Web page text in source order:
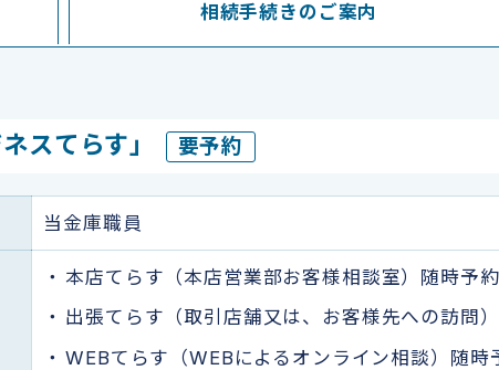
相続手続きのご案内
スてらす」 要予約
当金庫職員
本店てらす（本店営業部お客様相談室）随時予
出張てらす（取引店舗又は、お客様先への訪問
WEBてらす（WEBによるオンライン相談）随時